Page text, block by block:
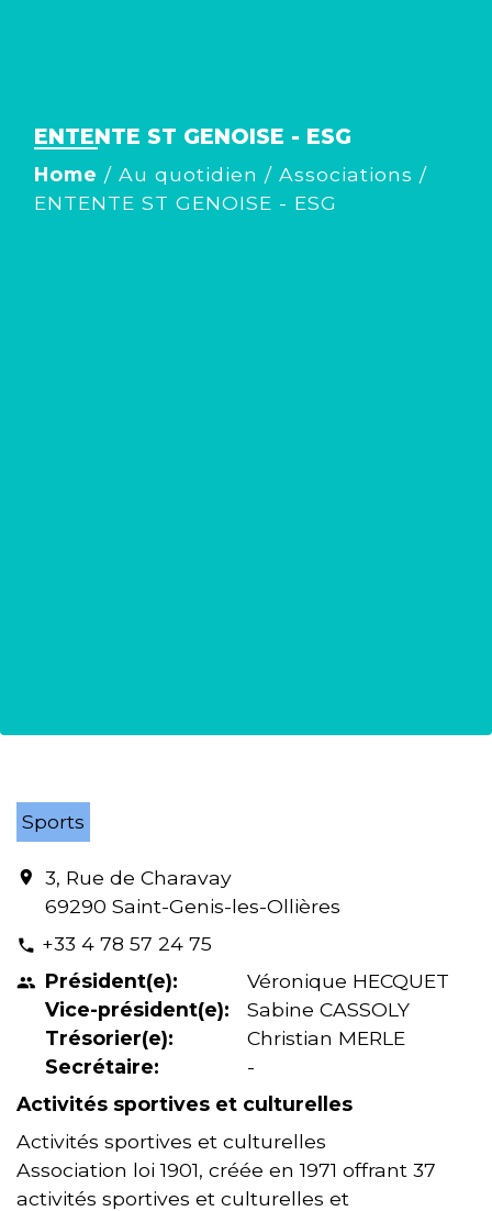
ENTENTE ST GENOISE - ESG
Home / Au quotidien / Associations /
ENTENTE ST GENOISE - ESG
Sports
location_on
3, Rue de Charavay
69290 Saint-Genis-les-Ollières
phone +33 4 78 57 24 75
people Président(e):
Vice-président(e):
Trésorier(e):
Secrétaire:
Véronique HECQUET
Sabine CASSOLY
Christian MERLE
-
Activités sportives et culturelles
Activités sportives et culturelles
Association loi 1901, créée en 1971 offrant 37
activités sportives et culturelles et